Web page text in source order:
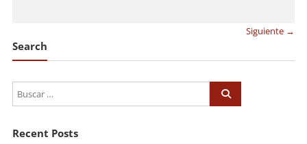
Siguiente →
Search
Recent Posts